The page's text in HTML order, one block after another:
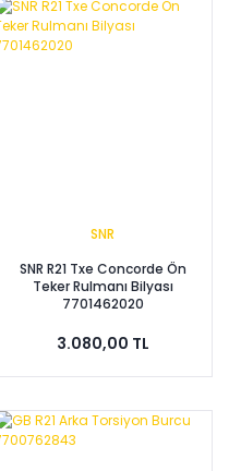
SNR
SNR R21 Txe Concorde Ön
Teker Rulmanı Bilyası
7701462020
3.080,00 TL